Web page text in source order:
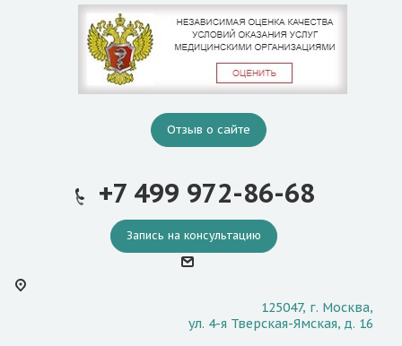
Отзыв о сайте
+7 499 972-86-68
Запись на консультацию
125047, г. Москва,
ул. 4-я Тверская-Ямская, д. 16